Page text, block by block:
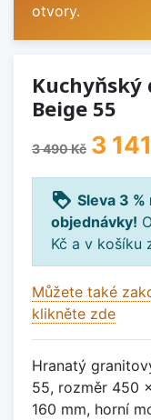
otvory.
Kuchyňský
Beige 55
3 490 Kč 3
loyalty Sleva 3
objednávky!
Kč a v košíku
Můžete také
klikněte zde
Hranatý
55, rozměr 450
160 mm, horní